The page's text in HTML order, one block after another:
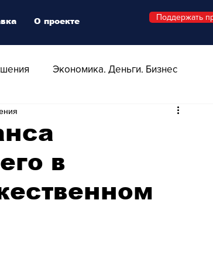
Экономика. Деньги. Бизнес
Стиль
в
О проекте Поддержать